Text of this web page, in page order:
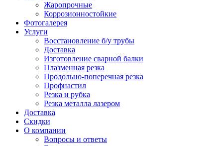
Жаропрочные
Коррозионностойкие
Фотогалерея
Услуги
Восстановление б/у трубы
Доставка
Изготовление сварной балки
Плазменная резка
Продольно-поперечная резка
Профнастил
Резка и рубка
Резка металла лазером
Доставка
Скидки
О компании
Вопросы и ответы